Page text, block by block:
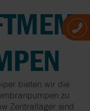
bieten wir die
zu
Zentrallager sind